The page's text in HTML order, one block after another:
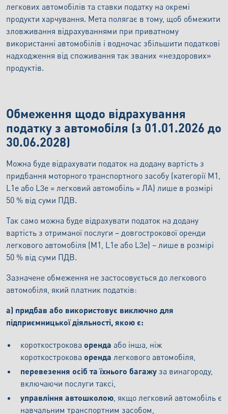
легкових автомобілів та ставки податку на окремі
продукти харчування. Мета полягає в тому, щоб обмежити
зловживання відрахуваннями при приватному
використанні автомобілів і водночас збільшити податкові
надходження від споживання так званих «нездорових»
продуктів.
Обмеження щодо відрахування
податку з автомобіля (з 01.01.2026 до
30.06.2028)
Можна буде відрахувати податок на додану вартість з
придбання моторного транспортного засобу (категорії M1,
L1e або L3e = легковий автомобіль = ЛА) лише в розмірі
50 % від суми ПДВ.
Так само можна буде відрахувати податок на додану
вартість з отриманої послуги – довгострокової оренди
легкового автомобіля (M1, L1e або L3e) – лише в розмірі
50 % від суми ПДВ.
Зазначене обмеження не застосовується до легкового
автомобіля, який платник податків:
a) придбав або використовує виключно для
підприємницької діяльності, якою є:
короткострокова оренда або інша, ніж
короткострокова оренда легкового автомобіля,
перевезення осіб та їхнього багажу за винагороду,
включаючи послуги таксі,
управління автошколою, якщо легковий автомобіль є
навчальним транспортним засобом,